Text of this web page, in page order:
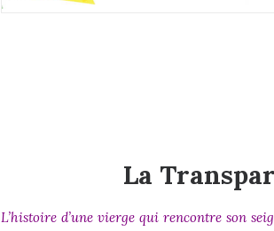
La
L’histoire d’une vierge qui rencontre son